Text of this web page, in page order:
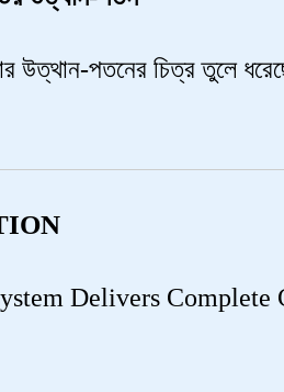
উত্থান-পতনের চিত্র তুলে
Delivers